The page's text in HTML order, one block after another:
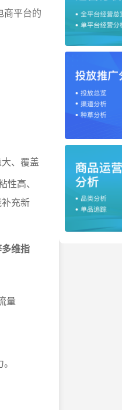
商平台的
、覆盖
高、
充新
维指
量